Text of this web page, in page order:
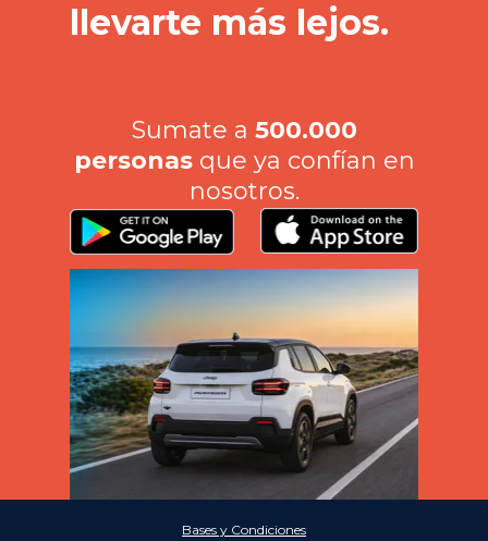
llevarte más lejos.
Sumate a 500.000
personasque ya confían en
nosotros.
Bases y Condiciones